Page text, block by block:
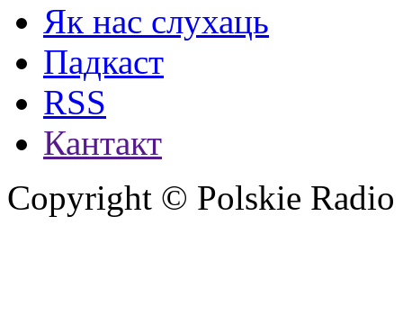
Як нас слухаць
Падкаст
RSS
Кантакт
Copyright © Polskie